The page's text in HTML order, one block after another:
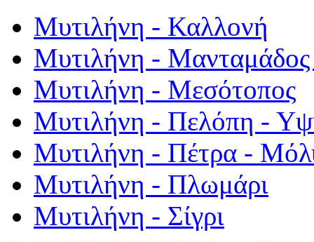
Μυτιλήνη - Καλλονή
Μυτιλήνη - Μανταμάδος
Μυτιλήνη - Μεσότοπος
Μυτιλήνη - Πελόπη -
Μυτιλήνη - Πέτρα -
Μυτιλήνη - Πλωμάρι
Μυτιλήνη - Σίγρι